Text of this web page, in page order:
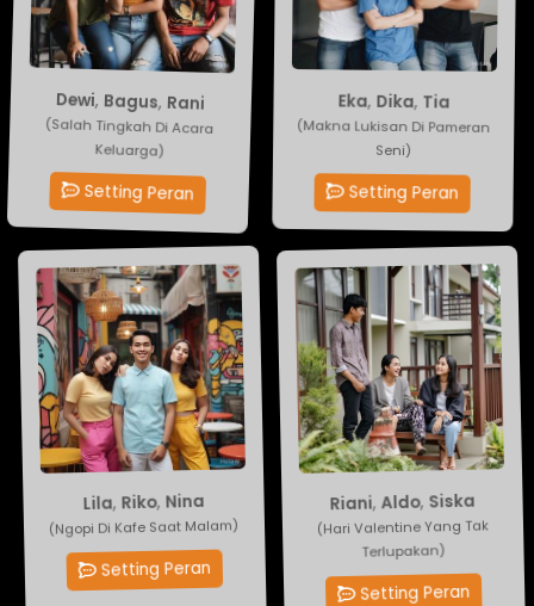
Dewi, Bagus, Rani
(Salah Tingkah Di Acara
Keluarga)
Setting Peran
Eka,Dika,Tia
(Makna Lukisan Di Pameran
Seni)
Setting Peran
Lila,Riko,Nina
(Ngopi Di Kafe Saat Malam)
Setting Peran
Riani,Aldo,Siska
(Hari Valentine Yang Tak
Terlupakan)
Setting Peran